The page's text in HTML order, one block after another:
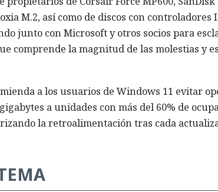
M.2, así como de discos con
junto con Microsoft y otros socios para
comprende la magnitud de las molestias y
a los usuarios de Windows 11 evitar
a unidades con más del 60% de
la retroalimentación tras cada